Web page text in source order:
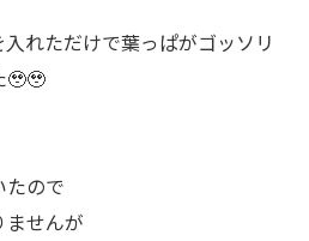
れただけで葉っぱがゴッソリ
🥹🥹
たので
せんが